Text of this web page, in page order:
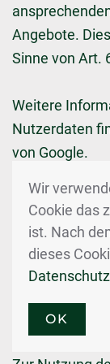
Angebote.
Sinne von Art.
Weitere
Nutzerdaten
von Google.
Diese Seite
Google Maps.
Wir
Cookie das
ist. Nach
dieses
Datenschutz
OK